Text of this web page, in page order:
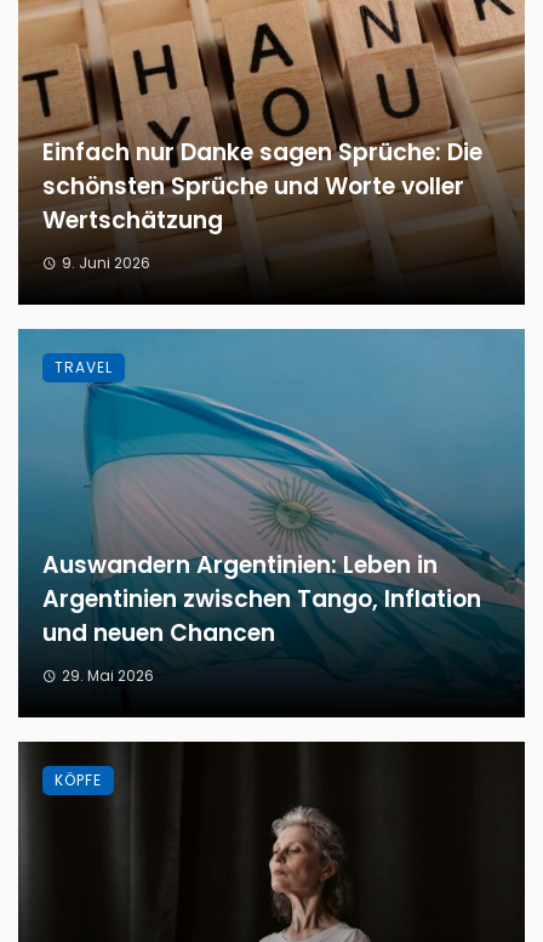
Einfach nur Danke sagen Sprüche: Die
schönsten Sprüche und Worte voller
Wertschätzung
9. Juni 2026
Auswandern Argentinien: Leben in
Argentinien zwischen Tango, Inflation
und neuen Chancen
29. Mai 2026
TRAVEL
KÖPFE